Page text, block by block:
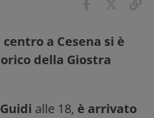
centro a Cesena si è
della Giostra
alle 18, è arrivato